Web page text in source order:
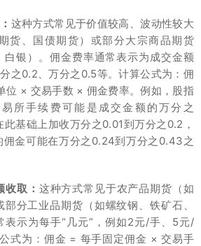
这种方式常见于价值较高、波动性较大
货、国债期货）或部分大宗商品期货
银）。佣金费率通常表示为成交金额
之0.2、万分之0.5等。计算公式为：佣
位 × 交易手数 × 佣金费率。例如，股指
所手续费可能是成交金额的万分之
基础上加收万分之0.01到万分之0.2，
佣金可能在万分之0.24到万分之0.43之
取： 这种方式常见于农产品期货（如
分工业品期货（如螺纹钢、铁矿石、
表示为每手“几元”，例如2元/手、5元/
式为：佣金 = 每手固定佣金 × 交易手